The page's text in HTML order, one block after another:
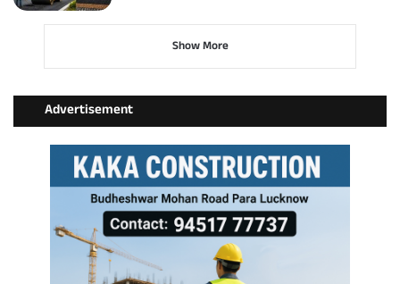
Show More
Advertisement